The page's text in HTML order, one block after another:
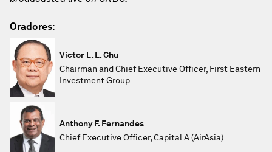
Oradores:
Victor L. L. Chu
Chairman and Chief Executive Officer, First Eastern
Investment Group
Anthony F. Fernandes
Chief Executive Officer, Capital A (AirAsia)